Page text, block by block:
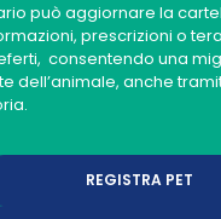
può aggiornare la
prescrizioni o
consentendo una
dell’animale, anche
REGISTRA PET